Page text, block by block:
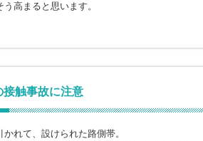
高まると思います。
触事故に注意
れて、設けられた路側帯。